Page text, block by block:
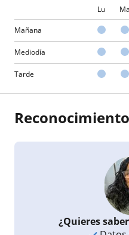
Lu Ma
Mañana
Mediodía
Tarde
¿Quieres